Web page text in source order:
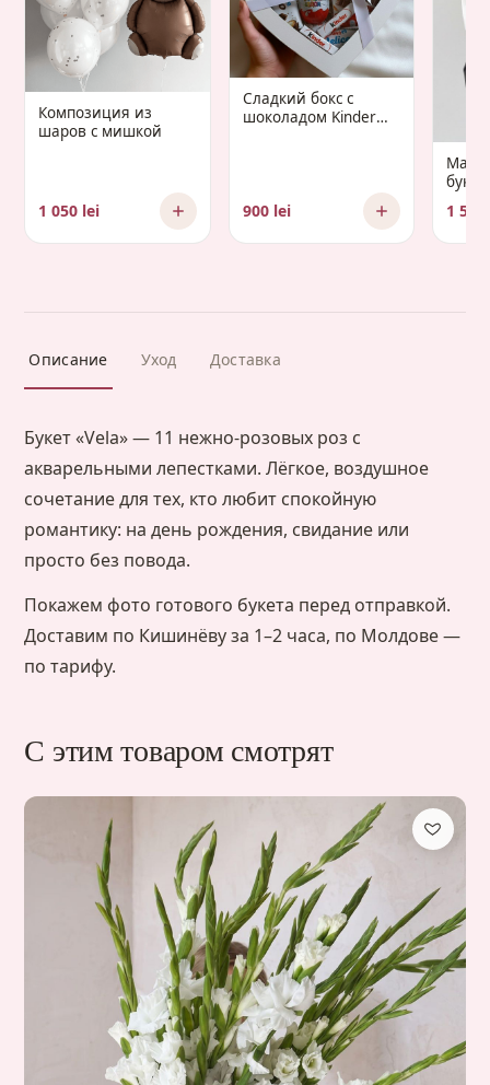
Композиция из
шаров с мишкой
1 050 lei
Сладкий бокс с
шоколадом Kinder
900 lei 1
Описание Уход Доставка
Букет «Vela» — 11 нежно-розовых роз с
акварельными лепестками. Лёгкое, воздушное
сочетание для тех, кто любит спокойную
романтику: на день рождения, свидание или
просто без повода.
Покажем фото готового букета перед отправкой.
Доставим по Кишинёву за 1–2 часа, по Молдове —
по тарифу.
С этим товаром смотрят